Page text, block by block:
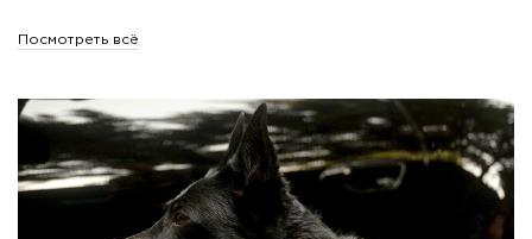
Посмотреть всё